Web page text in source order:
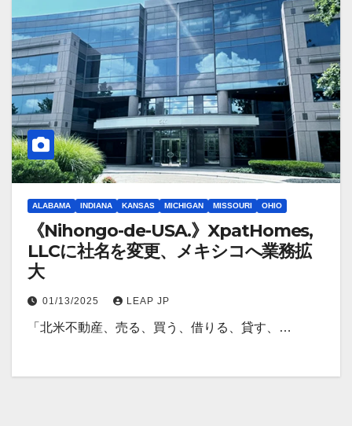
ALABAMA INDIANA KANSAS MICHIGAN MISSOURI OHIO
《Nihongo-de-USA.》XpatHomes,
LLCに社名を変更、メキシコへ業務拡
大
01/13/2025 LEAP JP
「北米不動産、売る、買う、借りる、貸す、…